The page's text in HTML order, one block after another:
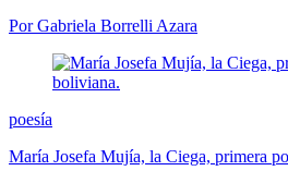
Por Gabriela Borrelli Azara
poesía
María Josefa Mujía, la Ciega, primera